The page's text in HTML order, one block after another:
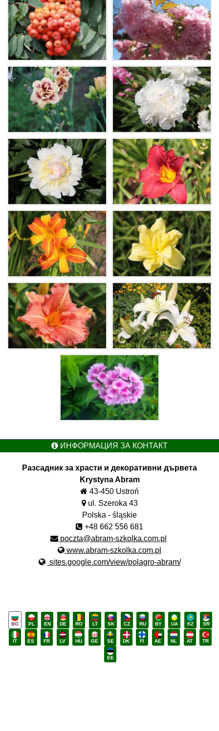
ИНФОРМАЦИЯ ЗА КОНТАКТ
Разсадник за храсти и декоративни дървета
Krystyna Abram
43-450 Ustroń
ul. Szeroka 43
Polska - śląskie
+48 662 556 681
poczta@abram-szkolka.com.pl
www.abram-szkolka.com.pl
sites.google.com/view/polagro-abram/
BG PL EN DE RO LT SK CZ RU BY UA KZ SR
IT ES FR LV HU GE SE DK FI AE NL AT TR
EE